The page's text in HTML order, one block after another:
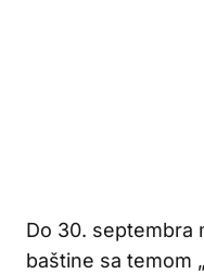
Do 30. septembra
baštine sa temom